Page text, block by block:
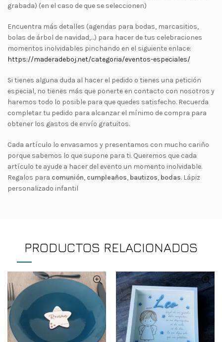
grabada) (en el caso de que se seleccionen)
Encuentra más detalles (agendas para bodas, marcasitios,
bolas de árbol de navidad,…) para hacer de tus celebraciones
momentos inolvidables pinchando en el siguiente enlace:
https://maderadeboj.net/categoria/eventos-especiales/
Si tienes alguna duda al hacer el pedido o tienes una petición
especial, no tienes más que ponerte en contacto con nosotros y
haremos todo lo posible para que quedes satisfecho. Recuerda
completar tu pedido para alcanzar el mínimo de compra para
obtener los gastos de envío gratuitos.
Cada artículo lo envasamos y presentamos con mucho cariño
porque sabemos lo que supone para ti. Queremos que cada
artículo te ayude a hacer del evento un momento inolvidable.
Regalos para comunión, cumpleaños, bautizos, bodas. Lápiz
personalizado infantil
PRODUCTOS RELACIONADOS